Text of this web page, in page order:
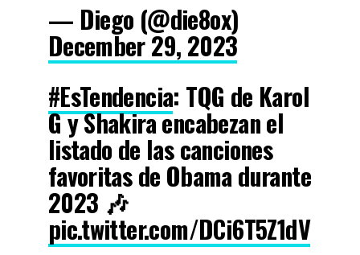
— Diego (@die8ox)
December 29, 2023
#EsTendencia: TQG de Karol
G y Shakira encabezan el
listado de las canciones
favoritas de Obama durante
2023 🎶
pic.twitter.com/DCi6T5Z1dV